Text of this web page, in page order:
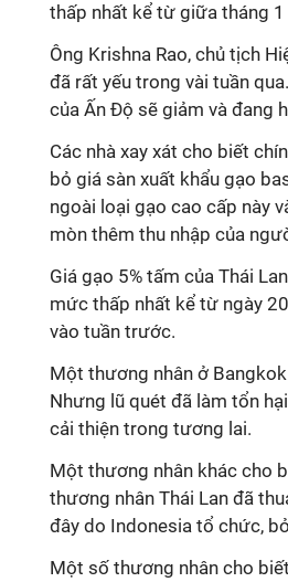
thấp nhất kể từ giữa tháng
Ông Krishna Rao, chủ tịch
đã rất yếu trong vài tuần
của Ấn Độ sẽ giảm và đang
Các nhà xay xát cho biết
bỏ giá sàn xuất khẩu gạo
ngoài loại gạo cao cấp này
mòn thêm thu nhập của
Giá gạo 5% tấm của Thái
mức thấp nhất kể từ ngày
vào tuần trước.
Một thương nhân ở
Nhưng lũ quét đã làm tổn
cải thiện trong tương lai.
Một thương nhân khác cho
thương nhân Thái Lan đã
đây do Indonesia tổ chức,
Một số thương nhân cho